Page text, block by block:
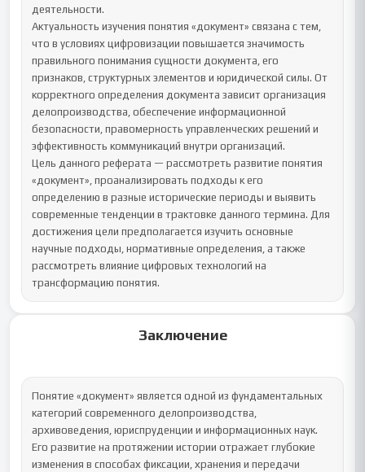
деятельности.
Актуальность изучения понятия «документ» связана с тем,
что в условиях цифровизации повышается значимость
правильного понимания сущности документа, его
признаков, структурных элементов и юридической силы. От
корректного определения документа зависит организация
делопроизводства, обеспечение информационной
безопасности, правомерность управленческих решений и
эффективность коммуникаций внутри организаций.
Цель данного реферата — рассмотреть развитие понятия
«документ», проанализировать подходы к его
определению в разные исторические периоды и выявить
современные тенденции в трактовке данного термина. Для
достижения цели предполагается изучить основные
научные подходы, нормативные определения, а также
рассмотреть влияние цифровых технологий на
трансформацию понятия.
Заключение
Понятие «документ» является одной из фундаментальных
категорий современного делопроизводства,
архивоведения, юриспруденции и информационных наук.
Его развитие на протяжении истории отражает глубокие
изменения в способах фиксации, хранения и передачи